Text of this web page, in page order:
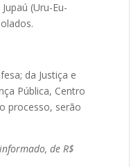
(Uru-Eu-
da Justiça e
Pública, Centro
processo, serão
de R$